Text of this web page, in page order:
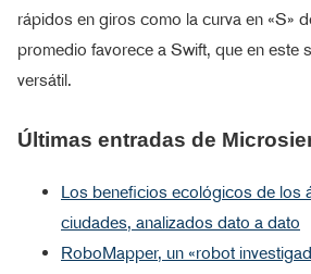
rápidos en giros como la curva en «S»
promedio favorece a Swift, que en este
versátil.
Últimas entradas de
Los beneficios ecológicos de los
ciudades, analizados dato a dato
RoboMapper, un «robot